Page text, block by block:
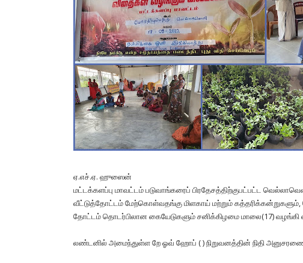
ஏ.எச்.ஏ. ஹுஸைன்
மட்டக்களப்பு மாவட்டம் படுவாங்கரைப் பிரதேசத்திற்குபட்பட்ட
வீட்டுத்தோட்டம் மேற்கொள்வதங்கு மிளகாய் மற்றும்
தோட்டம் தொடர்பிலான கையேடுகளும் சனிக்கிழமை மாலை(17)
லண்டனில் அமைந்துள்ள றே ஓவ் ஹோப் ( ) நிறுவனத்தின் நிதி